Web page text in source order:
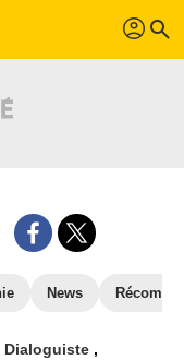
profil search
News
Dialoguiste ,